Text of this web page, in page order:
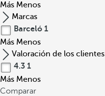
Más Menos
Marcas
Barceló 1
Más Menos
Valoración de los clientes
4.3 1
Más Menos
Comparar